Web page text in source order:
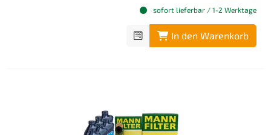
sofort lieferbar / 1-2 Werktage
In den Warenkorb